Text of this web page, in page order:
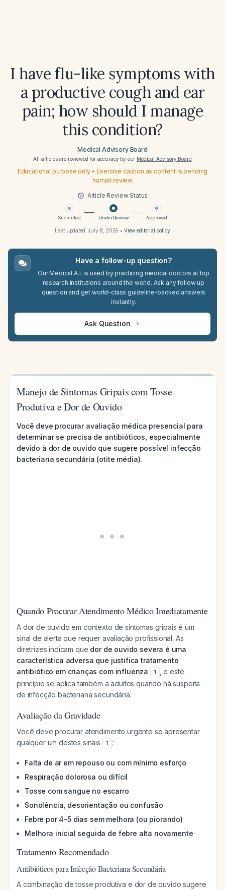
I have flu-like symptoms with
a productive cough and ear
pain; how should I manage
this condition?
Medical Advisory Board
All articles are reviewed for accuracy by our Medical Advisory Board
Educational purpose only • Exercise caution as content is pending
human review
Article Review Status
Submitted Under Review Approved
Last updated:July 8, 2026 • View editorial policy
Have a follow-up question?
Our Medical A.I. is used by practicing medical doctors at top
research institutions around the world. Ask any follow up
question and get world-class guideline-backed answers
instantly.
Ask Question
Manejo de Sintomas Gripais com Tosse
Produtiva e Dor de Ouvido
Você deve procurar avaliação médica presencial para
determinar se precisa de antibióticos, especialmente
devido à dor de ouvido que sugere possível infecção
bacteriana secundária (otite média).
Quando Procurar Atendimento Médico Imediatamente
A dor de ouvido em contexto de sintomas gripais é um
sinal de alerta que requer avaliação profissional. As
diretrizes indicam que dor de ouvido severa é uma
característica adversa que justifica tratamento
antibiótico em crianças com influenza
1
, e este
princípio se aplica também a adultos quando há suspeita
de infecção bacteriana secundária.
Avaliação da Gravidade
Você deve procurar atendimento urgente se apresentar
qualquer um destes sinais
1 :
Falta de ar em repouso ou com mínimo esforço
Respiração dolorosa ou difícil
Tosse com sangue no escarro
Sonolência, desorientação ou confusão
Febre por 4-5 dias sem melhora (ou piorando)
Melhora inicial seguida de febre alta novamente
Tratamento Recomendado
Antibióticos para Infecção Bacteriana Secundária
A combinação de tosse produtiva e dor de ouvido sugere